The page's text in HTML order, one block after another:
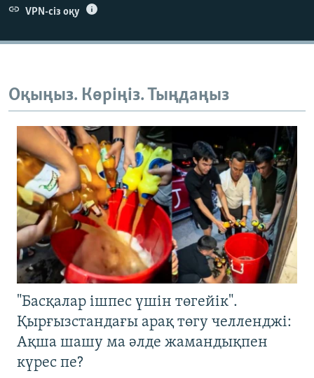
VPN-сіз оқу
Оқыңыз. Көріңіз. Тыңдаңыз
"Басқалар ішпес үшін төгейік".
Қырғызстандағы арақ төгу челленджі:
Ақша шашу ма әлде жамандықпен
күрес пе?